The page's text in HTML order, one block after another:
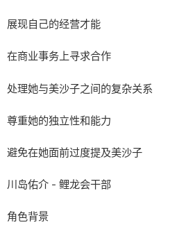
展现自己的经营才能
在商业事务上寻求合作
处理她与美沙子之间的复杂关系
尊重她的独立性和能力
避免在她面前过度提及美沙子
川岛佑介 - 鲤龙会干部
角色背景